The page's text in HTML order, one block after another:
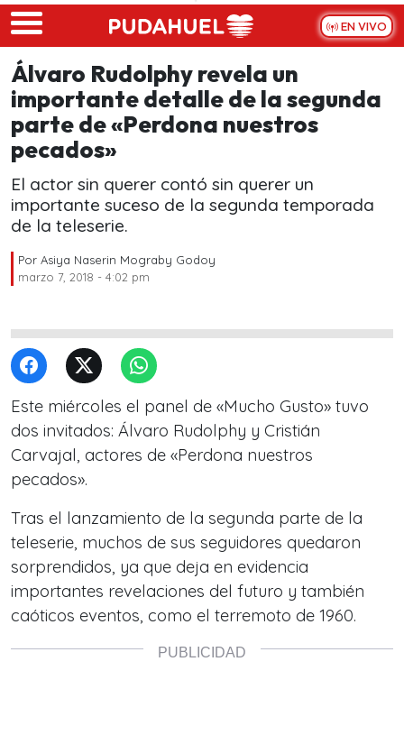
Skip to main content
EN VIVO
Álvaro Rudolphy revela un
importante detalle de la segunda
parte de «Perdona nuestros
pecados»
El actor sin querer contó sin querer un
importante suceso de la segunda temporada
de la teleserie.
Por Asiya Naserin Mograby Godoy
marzo 7, 2018 - 4:02 pm
Este miércoles el panel de «Mucho Gusto» tuvo
dos invitados: Álvaro Rudolphy y Cristián
Carvajal, actores de «Perdona nuestros
pecados».
Tras el lanzamiento de la segunda parte de la
teleserie, muchos de sus seguidores quedaron
sorprendidos, ya que deja en evidencia
importantes revelaciones del futuro y también
caóticos eventos, como el terremoto de 1960.